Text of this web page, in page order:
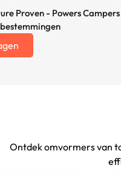
Proven - Powers
Ontdek omvormers van